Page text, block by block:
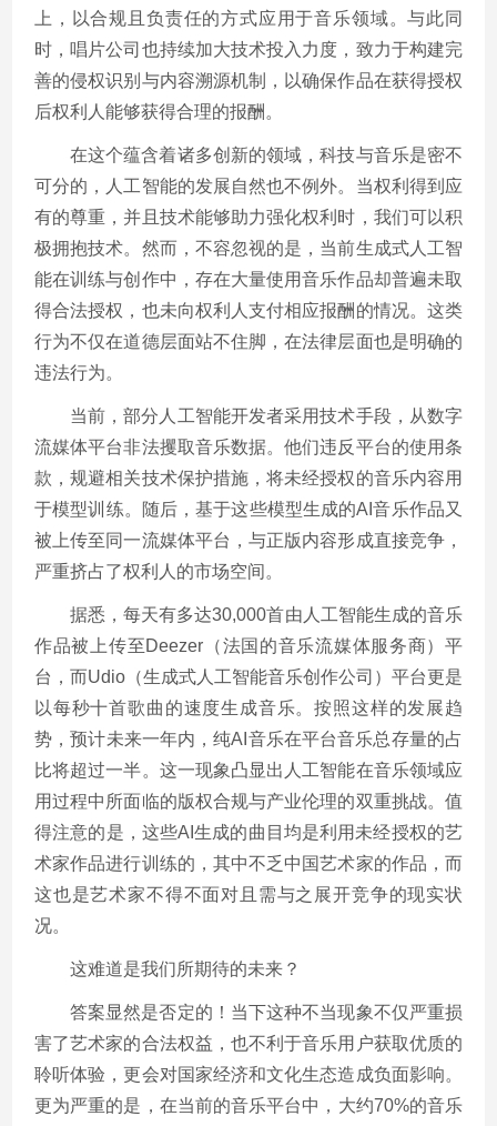
上，以合规且负责任的方式应用于音乐领域。与此同
时，唱片公司也持续加大技术投入力度，致力于构建完
善的侵权识别与内容溯源机制，以确保作品在获得授权
后权利人能够获得合理的报酬。
在这个蕴含着诸多创新的领域，科技与音乐是密不
可分的，人工智能的发展自然也不例外。当权利得到应
有的尊重，并且技术能够助力强化权利时，我们可以积
极拥抱技术。然而，不容忽视的是，当前生成式人工智
能在训练与创作中，存在大量使用音乐作品却普遍未取
得合法授权，也未向权利人支付相应报酬的情况。这类
行为不仅在道德层面站不住脚，在法律层面也是明确的
违法行为。
当前，部分人工智能开发者采用技术手段，从数字
流媒体平台非法攫取音乐数据。他们违反平台的使用条
款，规避相关技术保护措施，将未经授权的音乐内容用
于模型训练。随后，基于这些模型生成的AI音乐作品又
被上传至同一流媒体平台，与正版内容形成直接竞争，
严重挤占了权利人的市场空间。
据悉，每天有多达30,000首由人工智能生成的音乐
作品被上传至Deezer（法国的音乐流媒体服务商）平
台，而Udio（生成式人工智能音乐创作公司）平台更是
以每秒十首歌曲的速度生成音乐。按照这样的发展趋
势，预计未来一年内，纯AI音乐在平台音乐总存量的占
比将超过一半。这一现象凸显出人工智能在音乐领域应
用过程中所面临的版权合规与产业伦理的双重挑战。值
得注意的是，这些AI生成的曲目均是利用未经授权的艺
术家作品进行训练的，其中不乏中国艺术家的作品，而
这也是艺术家不得不面对且需与之展开竞争的现实状
况。
这难道是我们所期待的未来？
答案显然是否定的！当下这种不当现象不仅严重损
害了艺术家的合法权益，也不利于音乐用户获取优质的
聆听体验，更会对国家经济和文化生态造成负面影响。
更为严重的是，在当前的音乐平台中，大约70%的音乐